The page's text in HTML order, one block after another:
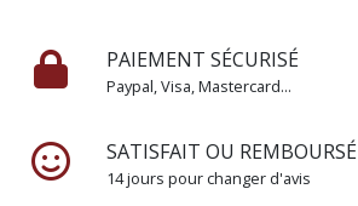
PAIEMENT SÉCURISÉ
Paypal, Visa, Mastercard...
SATISFAIT OU REMBOURSÉ
14 jours pour changer d'avis